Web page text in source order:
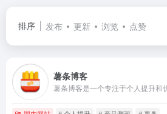
排序 发布 更新 浏览 点赞
薯条博客